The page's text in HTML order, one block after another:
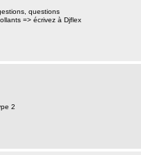
questions
=> écrivez à Djflex
2